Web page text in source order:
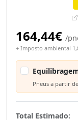
164,44€ /
+ Imposto ambiental
Pneus a partir
Total Estimado: